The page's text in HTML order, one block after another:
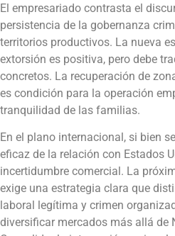
El empresariado contrasta el
persistencia de la gobernanza
territorios productivos. La nueva
extorsión es positiva, pero debe
concretos. La recuperación de
es condición para la operación
tranquilidad de las familias.
En el plano internacional, si bien
eficaz de la relación con Estados
incertidumbre comercial. La
exige una estrategia clara que
laboral legítima y crimen
diversificar mercados más allá de